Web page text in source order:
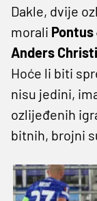
Dakle, dvije
morali
Anders
Hoće li biti
nisu jedini,
ozlijeđenih
bitnih, brojni